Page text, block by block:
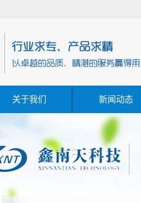
关于我们
视频展示
企业荣誉
新闻动态
公司新闻
行业新闻
技术知识